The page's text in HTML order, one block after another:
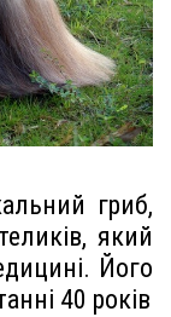
гриб,
який
Його
40 років